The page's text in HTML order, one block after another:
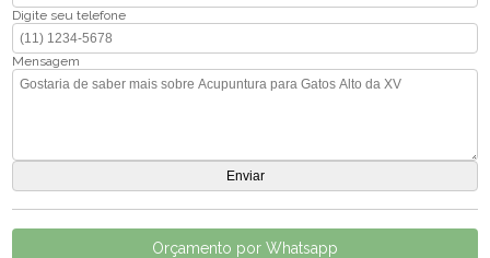
Digite seu telefone
Mensagem
Orçamento por Whatsapp